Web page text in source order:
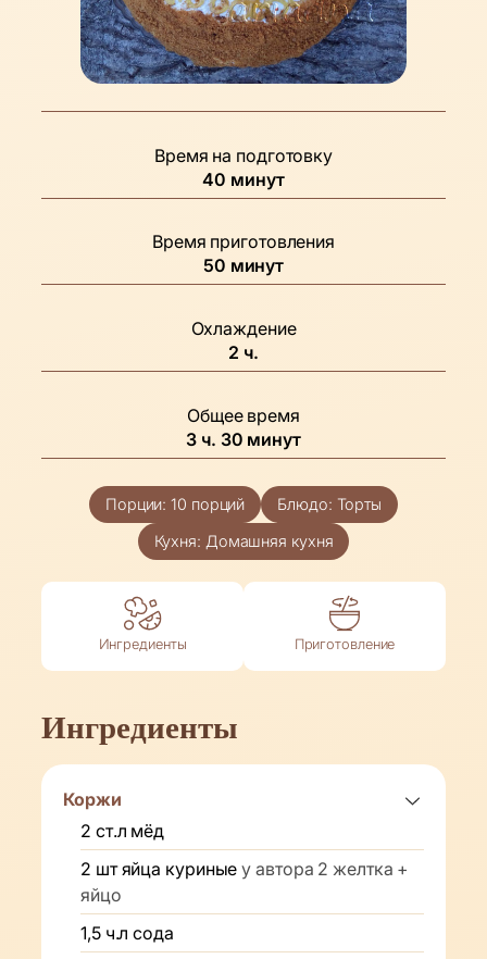
Время на подготовку
40 минуты
минут
Время приготовления
50минуты
минут
Охлаждение
2 часов
ч.
Общее время
3часов
ч. 30минуты
минут
Порции:10 порций Блюдо: Торты
Кухня: Домашняя кухня
Ингредиенты Приготовление
Ингредиенты
Коржи
2 ст.л мёд
2 шт яйца куриные у автора 2 желтка +
яйцо
1,5 ч.л сода